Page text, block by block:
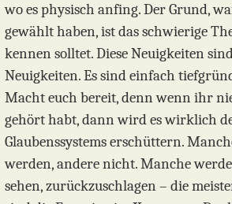
wo es physisch anfing. Der Grund,
gewählt haben, ist das schwierige
kennen solltet. Diese Neuigkeiten
Neuigkeiten. Es sind einfach
Macht euch bereit, denn wenn ihr
gehört habt, dann wird es wirklich
Glaubenssystems erschüttern.
werden, andere nicht. Manche
sehen, zurückzuschlagen – die